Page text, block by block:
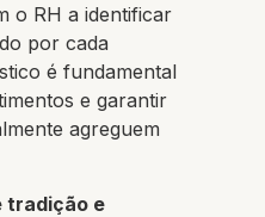
o RH a identificar
por cada
é fundamental
e garantir
agreguem
tradição e